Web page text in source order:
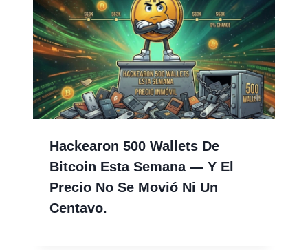
Hackearon 500 Wallets De
Bitcoin Esta Semana — Y El
Precio No Se Movió Ni Un
Centavo.